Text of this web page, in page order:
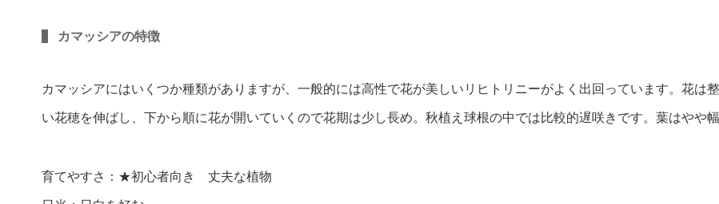
カマッシアの特徴
カマッシアにはいくつか種類がありますが、一般的には高性で花が美しいリヒトリニーがよく出回っています。花は
い花穂を伸ばし、下から順に花が開いていくので花期は少し長め。秋植え球根の中では比較的遅咲きです。葉はやや
育てやすさ：★初心者向き 丈夫な植物